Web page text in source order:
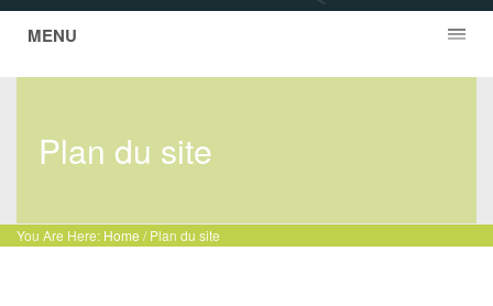
MENU
Plan du site
You Are Here: Home /Plan du site